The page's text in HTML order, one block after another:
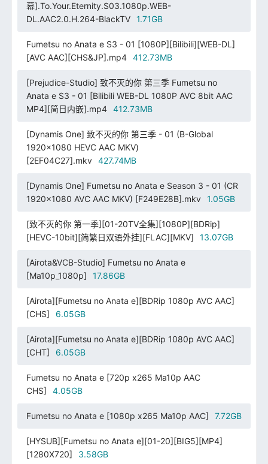
幕].To.Your.Eternity.S03.1080p.WEB-
DL.AAC2.0.H.264-BlackTV
1.71GB
Fumetsu no Anata e S3 - 01 [1080P][Bilibili][WEB-DL]
[AVC AAC][CHS&JP].mp4
412.73MB
[Prejudice-Studio] 致不灭的你 第三季 Fumetsu no
Anata e S3 - 01 [Bilibili WEB-DL 1080P AVC 8bit AAC
MP4][简日内嵌].mp4
412.73MB
[Dynamis One] 致不灭的你 第三季 - 01 (B-Global
1920x1080 HEVC AAC MKV)
[2EF04C27].mkv
427.74MB
[Dynamis One] Fumetsu no Anata e Season 3 - 01 (CR
1920x1080 AVC AAC MKV) [F249E28B].mkv
1.05GB
[致不灭的你 第一季][01-20TV全集][1080P][BDRip]
[HEVC-10bit][简繁日双语外挂][FLAC][MKV]
13.07GB
[Airota&VCB-Studio] Fumetsu no Anata e
[Ma10p_1080p]
17.86GB
[Airota][Fumetsu no Anata e][BDRip 1080p AVC AAC]
[CHS]
6.05GB
[Airota][Fumetsu no Anata e][BDRip 1080p AVC AAC]
[CHT]
6.05GB
Fumetsu no Anata e [720p x265 Ma10p AAC
CHS]
4.05GB
Fumetsu no Anata e [1080p x265 Ma10p AAC] 7.72GB
[HYSUB][Fumetsu no Anata e][01-20][BIG5][MP4]
[1280X720]
3.58GB